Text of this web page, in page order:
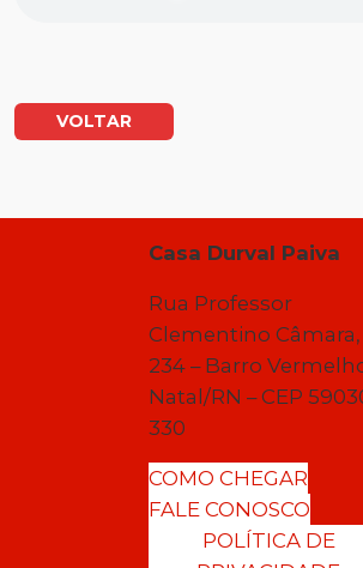
VOLTAR
Casa Durval Paiva
Rua Professor
Clementino Câmara,
234 – Barro
Natal/RN – CEP
330
COMO CHEGAR
FALE CONOSCO
POLÍTICA DE